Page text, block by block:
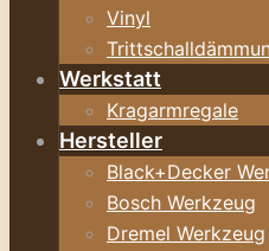
Vinyl
Werkstatt
Kragarmregale
Hersteller
Black+Decker
Bosch Werkzeug
Dremel Werkzeug